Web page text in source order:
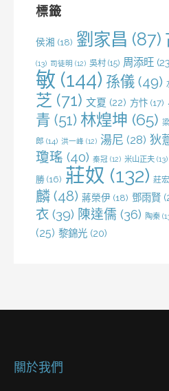
標籤
侯湘 (18) 劉家昌 (87)
(13) 司徒明 (12) 吳村 (15) 周添旺
敏 (144) 孫儀 (49)
芝 (71) 文夏 (22) 方忭 (17)
青 (51) 林煌坤 (65)
郎 (14) 洪一峰 (12) 湯尼 (28) 狄
瓊瑤 (40) 秦冠 (12) 米山正夫 (13)
勝 (16) 莊奴 (132) 莊宏
麟 (48) 蔣榮伊 (18) 鄧雨賢
衣 (39) 陳達儒 (36) 陶秦
(25) 黎錦光 (20)
關於我們